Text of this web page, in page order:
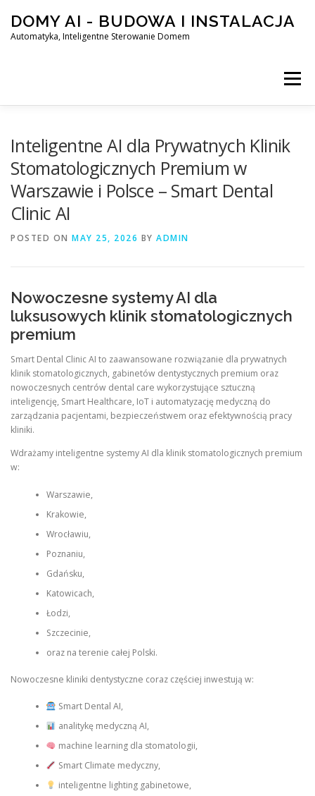
content
DOMY AI - BUDOWA I INSTALACJA
Automatyka, Inteligentne Sterowanie Domem
Menu
SMART DOM AI – AUTOMATYKA, INTELIGENTNE
BLOG KONTAKT
Inteligentne AI dla Prywatnych Klinik
Stomatologicznych Premium w
Warszawie i Polsce – Smart Dental
Clinic AI
POSTED ON MAY 25, 2026 BY ADMIN
Nowoczesne systemy AI dla
luksusowych klinik stomatologicznych
premium
Smart Dental Clinic AI to zaawansowane rozwiązanie dla prywatnych
klinik stomatologicznych, gabinetów dentystycznych premium oraz
nowoczesnych centrów dental care wykorzystujące sztuczną
inteligencję, Smart Healthcare, IoT i automatyzację medyczną do
zarządzania pacjentami, bezpieczeństwem oraz efektywnością pracy
kliniki.
Wdrażamy inteligentne systemy AI dla klinik stomatologicznych premium
w:
Warszawie,
Krakowie,
Wrocławiu,
Poznaniu,
Gdańsku,
Katowicach,
Łodzi,
Szczecinie,
oraz na terenie całej Polski.
Nowoczesne kliniki dentystyczne coraz częściej inwestują w:
Smart Dental AI,
analitykę medyczną AI,
machine learning dla stomatologii,
Smart Climate medyczny,
inteligentne lighting gabinetowe,